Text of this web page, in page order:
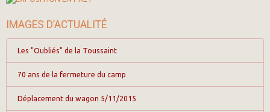
IMAGES D’ACTUALITÉ
Les "Oubliés" de la Toussaint
70 ans de la fermeture du camp
Déplacement du wagon 5/11/2015